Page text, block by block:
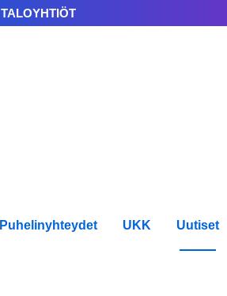
TALOYHTIÖT
Puhelinyhteydet UKK Uutiset
Uutiset